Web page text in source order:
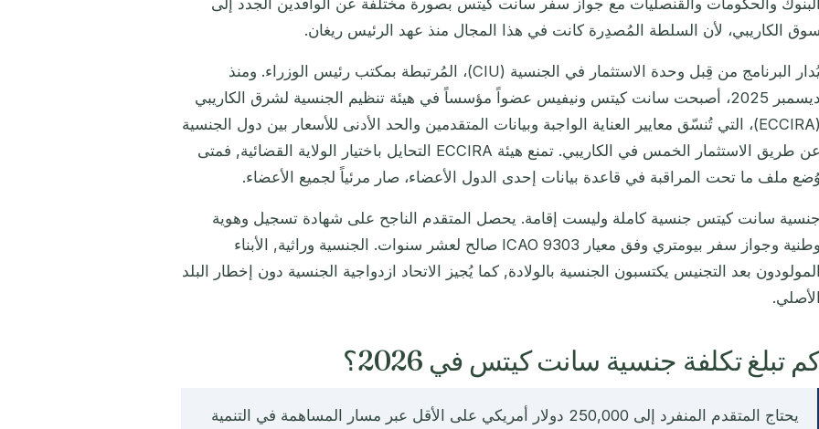
والحكومات والقنصليات مع جواز سفر سانت كيتس بصورة مختلفة عن الوافدين الجدد إلى
الكاريبي، لأن السلطة المُصدِرة كانت في هذا المجال منذ عهد الرئيس ريغان.
يُدار البرنامج من قِبل وحدة الاستثمار في الجنسية (CIU)، المُرتبطة بمكتب رئيس الوزراء. ومنذ
ديسمبر 2025، أصبحت سانت كيتس ونيفيس عضواً مؤسساً في هيئة تنظيم الجنسية لشرق الكاريبي
(ECCIRA)، التي تُنسّق معايير العناية الواجبة وبيانات المتقدمين والحد الأدنى للأسعار بين دول الجنسية
عن طريق الاستثمار الخمس في الكاريبي. تمنع هيئة ECCIRA التحايل باختيار الولاية القضائية, فمتى
ملف ما تحت المراقبة في قاعدة بيانات إحدى الدول الأعضاء، صار مرئياً لجميع الأعضاء.
سانت كيتس جنسية كاملة وليست إقامة. يحصل المتقدم الناجح على شهادة تسجيل وهوية
وطنية وجواز سفر بيومتري وفق معيار ICAO 9303 صالح لعشر سنوات. الجنسية وراثية, الأبناء
بعد التجنيس يكتسبون الجنسية بالولادة, كما يُجيز الاتحاد ازدواجية الجنسية دون إخطار البلد
تبلغ تكلفة جنسية سانت كيتس في 2026؟
يحتاج المتقدم المنفرد إلى 250,000 دولار أمريكي على الأقل عبر مسار المساهمة في التنمية